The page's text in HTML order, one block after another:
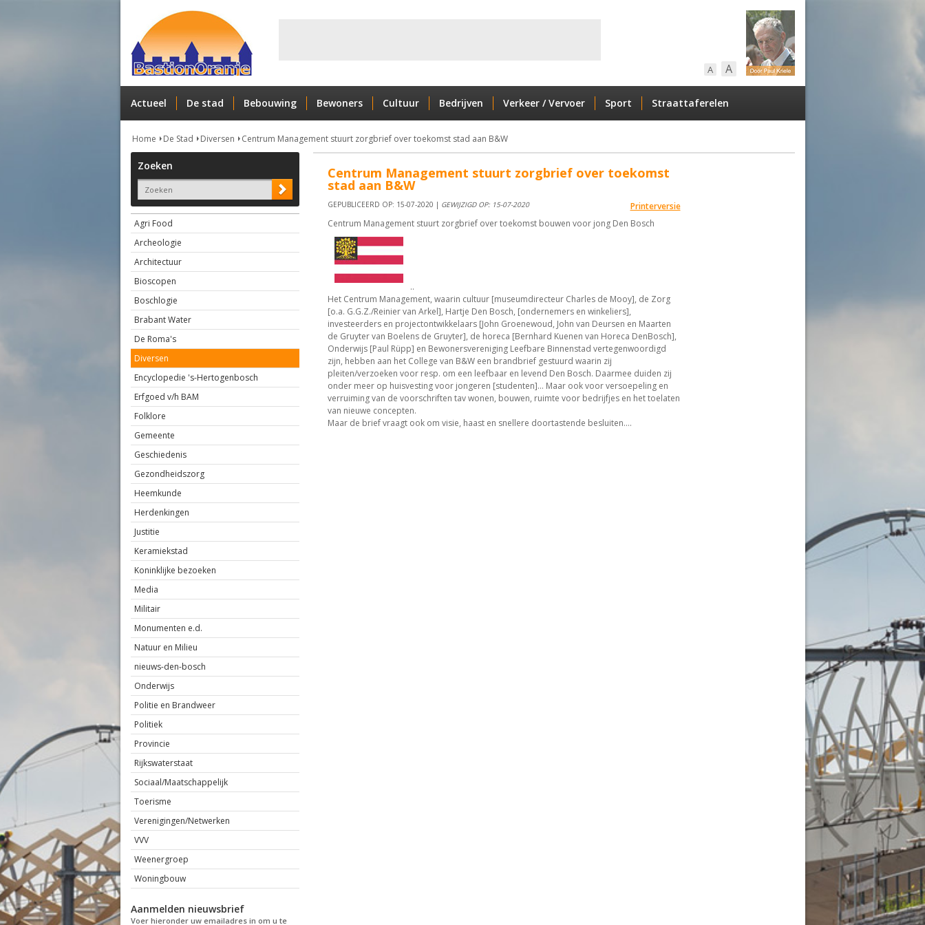
A A
Actueel De stad Bebouwing Bewoners Cultuur Bedrijven Verkeer / Vervoer Sport Straattaferelen
Home De Stad Diversen Centrum Management stuurt zorgbrief over toekomst stad aan B&W
Zoeken
Agri Food
Archeologie
Architectuur
Bioscopen
Boschlogie
Brabant Water
De Roma's
Diversen
Encyclopedie 's-Hertogenbosch
Erfgoed v/h BAM
Folklore
Gemeente
Geschiedenis
Gezondheidszorg
Heemkunde
Herdenkingen
Justitie
Keramiekstad
Koninklijke bezoeken
Media
Militair
Monumenten e.d.
Natuur en Milieu
nieuws-den-bosch
Onderwijs
Politie en Brandweer
Politiek
Provincie
Rijkswaterstaat
Sociaal/Maatschappelijk
Toerisme
Verenigingen/Netwerken
VVV
Weenergroep
Woningbouw
Aanmelden nieuwsbrief
Voer hieronder uw emailadres in om u te
Centrum Management stuurt zorgbrief over toekomst
stad aan B&W
Printerversie
GEPUBLICEERD OP: 15-07-2020 | GEWIJZIGD OP: 15-07-2020
Centrum Management stuurt zorgbrief over toekomst bouwen voor jong Den Bosch
..
Het Centrum Management, waarin cultuur [museumdirecteur Charles de Mooy], de Zorg
[o.a. G.G.Z./Reinier van Arkel], Hartje Den Bosch, [ondernemers en winkeliers],
investeerders en projectontwikkelaars [John Groenewoud, John van Deursen en Maarten
de Gruyter van Boelens de Gruyter], de horeca [Bernhard Kuenen van Horeca DenBosch],
Onderwijs [Paul Rüpp] en Bewonersvereniging Leefbare Binnenstad vertegenwoordigd
zijn, hebben aan het College van B&W een brandbrief gestuurd waarin zij
pleiten/verzoeken voor resp. om een leefbaar en levend Den Bosch. Daarmee duiden zij
onder meer op huisvesting voor jongeren [studenten]… Maar ook voor versoepeling en
verruiming van de voorschriften tav wonen, bouwen, ruimte voor bedrijfjes en het toelaten
van nieuwe concepten.
Maar de brief vraagt ook om visie, haast en snellere doortastende besluiten.…